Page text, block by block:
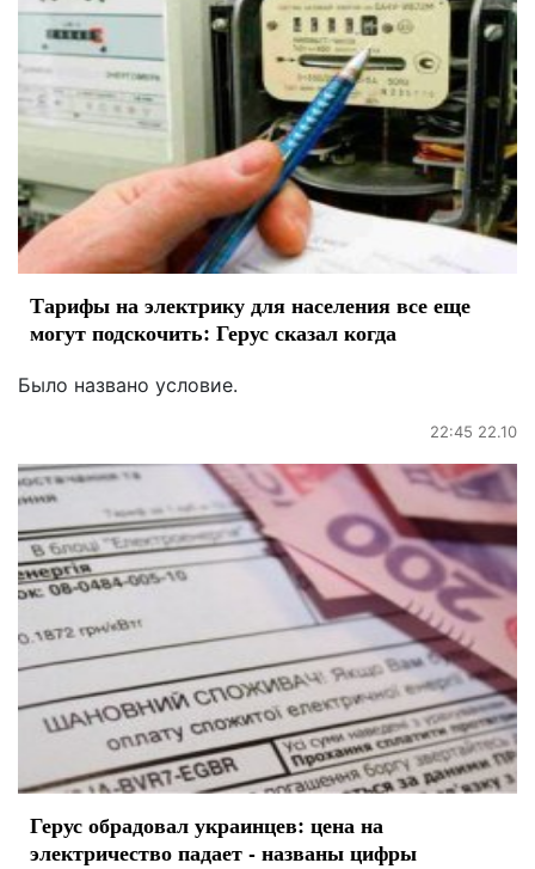
Тарифы на электрику для населения все еще
могут подскочить: Герус сказал когда
Было названо условие.
22:45 22.10
Герус обрадовал украинцев: цена на
электричество падает - названы цифры